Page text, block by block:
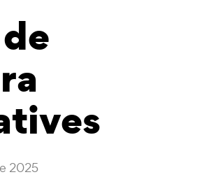
2025